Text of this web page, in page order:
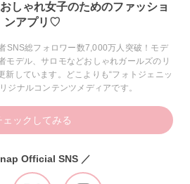
しゃれ女子のためのファッショ
ンアプリ♡
SNS総フォロワー数7,000万人突破！モデ
モデル、サロモなどおしゃれガールズのリ
新しています。どこよりも“フォトジェニッ
ジナルコンテンツメディアです。
ェックしてみる
Official SNS ／